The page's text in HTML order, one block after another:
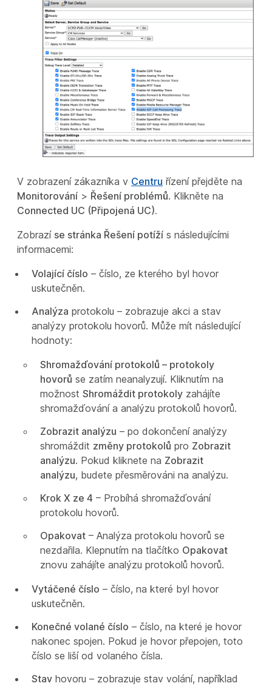
V zobrazení zákazníka v Centru řízení přejděte na
Monitorování > Řešení problémů. Klikněte na
Connected UC (Připojená UC).
Zobrazí se stránka Řešení potíží s následujícími
informacemi:
Volající číslo – číslo, ze kterého byl hovor
uskutečněn.
Analýza protokolu – zobrazuje akci a stav
analýzy protokolu hovorů. Může mít následující
hodnoty:
Shromažďování protokolů – protokoly
hovorů se zatím neanalyzují. Kliknutím na
možnost Shromáždit protokoly zahájíte
shromažďování a analýzu protokolů hovorů.
Zobrazit analýzu – po dokončení analýzy
shromáždit změny protokolů pro Zobrazit
analýzu. Pokud kliknete na Zobrazit
analýzu, budete přesměrováni na analýzu.
Krok X ze 4 – Probíhá shromažďování
protokolu hovorů.
Opakovat – Analýza protokolu hovorů se
nezdařila. Klepnutím na tlačítko Opakovat
znovu zahájíte analýzu protokolů hovorů.
Vytáčené číslo – číslo, na které byl hovor
uskutečněn.
Konečné volané číslo – číslo, na které je hovor
nakonec spojen. Pokud je hovor přepojen, toto
číslo se liší od volaného čísla.
Stav hovoru – zobrazuje stav volání, například